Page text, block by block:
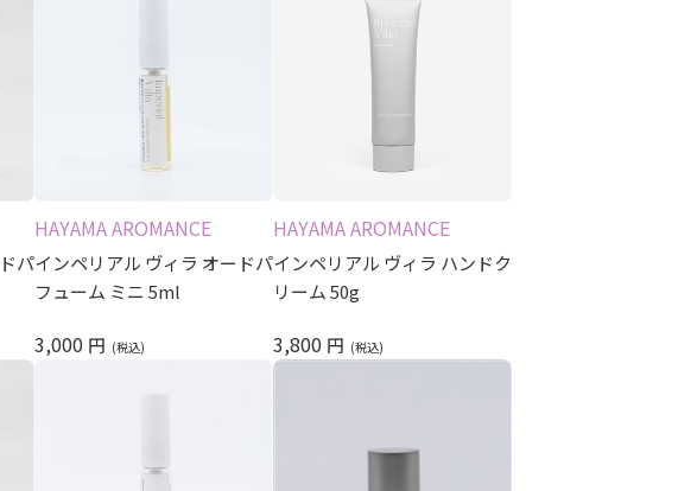
パ
HAYAMA AROMANCE
インペリアル ヴィラ オードパ
フューム ミニ 5ml
3,000 円
HAYAMA AROMANCE
インペリアル ヴィラ ハンドク
リーム 50g
3,800 円